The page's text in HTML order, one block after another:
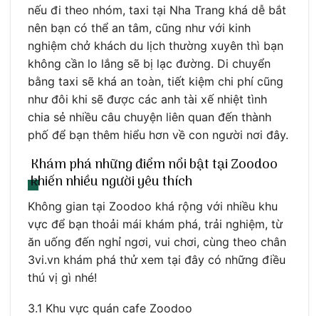
nếu đi theo nhóm, taxi tại Nha Trang khá dễ bắt
nên bạn có thể an tâm, cũng như với kinh
nghiệm chở khách du lịch thường xuyên thì bạn
không cần lo lắng sẽ bị lạc đường. Di chuyển
bằng taxi sẽ khá an toàn, tiết kiệm chi phí cũng
như đôi khi sẽ được các anh tài xế nhiệt tình
chia sẻ nhiều câu chuyện liên quan đến thành
phố để bạn thêm hiểu hơn về con người nơi đây.
Khám phá những điểm nổi bật tại Zoodoo
khiến nhiều người yêu thích
Không gian tại Zoodoo khá rộng với nhiều khu
vực để bạn thoải mái khám phá, trải nghiệm, từ
ăn uống đến nghỉ ngơi, vui chơi, cùng theo chân
3vi.vn khám phá thử xem tại đây có những điều
thú vị gì nhé!
3.1 Khu vực quán cafe Zoodoo